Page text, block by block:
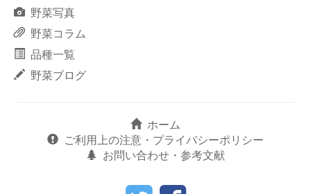
野菜写真
野菜コラム
品種一覧
野菜ブログ
ホーム
ご利用上の注意・プライバシーポリシー
お問い合わせ・参考文献